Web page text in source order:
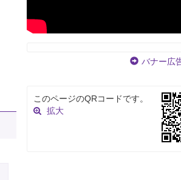
バナー広
このページのQRコードです。
拡大